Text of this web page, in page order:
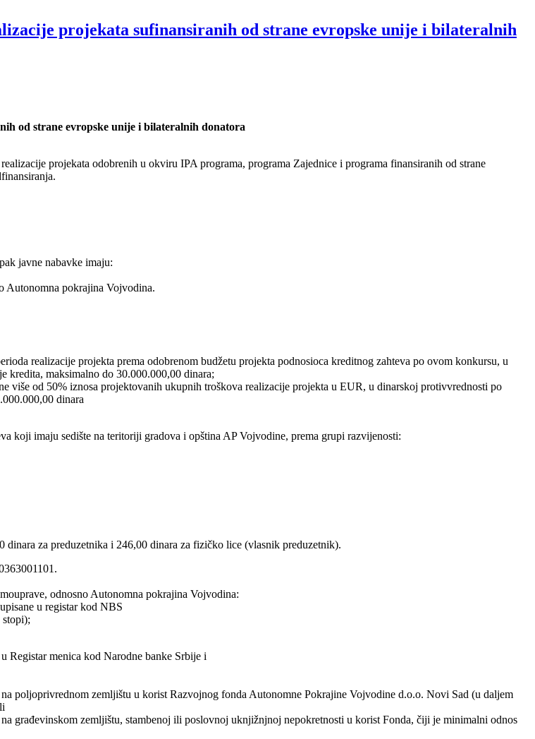
projekata sufinansiranih od strane evropske unije i bilateralnih
od strane evropske unije i bilateralnih donatora
projekata odobrenih u okviru IPA programa, programa Zajednice i programa finansiranih od strane
javne nabavke imaju:
Autonomna pokrajina Vojvodina.
realizacije projekta prema odobrenom budžetu projekta podnosioca kreditnog zahteva po ovom konkursu, u
kredita, maksimalno do 30.000.000,00 dinara;
više od 50% iznosa projektovanih ukupnih troškova realizacije projekta u EUR, u dinarskoj protivvrednosti po
dinara
koji imaju sedište na teritoriji gradova i opština AP Vojvodine, prema grupi razvijenosti:
za preduzetnika i 246,00 dinara za fizičko lice (vlasnik preduzetnik).
odnosno Autonomna pokrajina Vojvodina:
u registar kod NBS
stopi);
Registar menica kod Narodne banke Srbije i
poljoprivrednom zemljištu u korist Razvojnog fonda Autonomne Pokrajine Vojvodine d.o.o. Novi Sad (u daljem
građevinskom zemljištu, stambenoj ili poslovnoj uknjižnjnoj nepokretnosti u korist Fonda, čiji je minimalni odnos